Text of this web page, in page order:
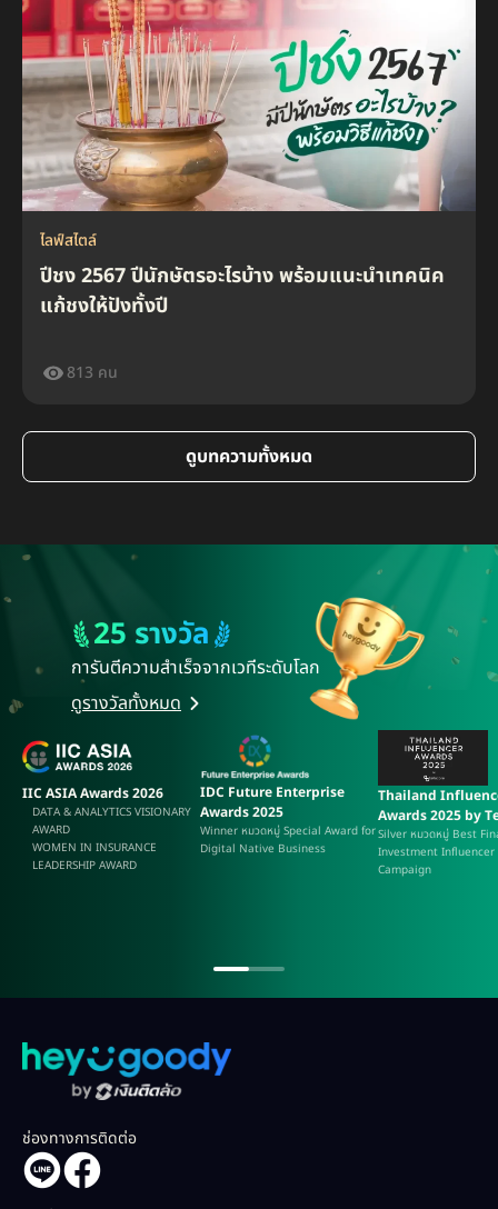
ไลฟ์สไตล์
ปีชง 2567 ปีนักษัตรอะไรบ้าง พร้อมแนะนำเทคนิค
แก้ชงให้ปังทั้งปี
813 คน
ทำประกันโรคร้ายแรงดียังไง คุ้มครองโรคอะไรบ้าง
คน
แผ่นดินไหวต้องทำยังไง รวมวิธีรับมือและสิ่งที่ห้ามทำ
คน
ดูบทความทั้งหมด
25 รางวัล
การันตีความสำเร็จจากเวทีระดับโลก
ดูรางวัลทั้งหมด
IIC ASIA Awards 2026
DATA & ANALYTICS VISIONARY
AWARD
WOMEN IN INSURANCE
LEADERSHIP AWARD
IDC Future Enterprise
Awards 2025
Winner หมวดหมู่ Special Award for
Digital Native Business
Thailand
Awards 2025 by
Silver หมวดหมู่ Best
Investment Influencer
Campaign
ช่องทางการติดต่อ